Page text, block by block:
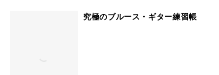
究極のブルース・ギター練習帳